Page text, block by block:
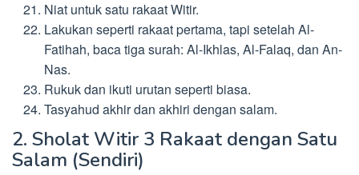
Niat untuk satu rakaat Witir.
Lakukan seperti rakaat pertama, tapi setelah Al-
Fatihah, baca tiga surah: Al-Ikhlas, Al-Falaq, dan An-
Nas.
Rukuk dan ikuti urutan seperti biasa.
Tasyahud akhir dan akhiri dengan salam.
2. Sholat Witir 3 Rakaat dengan Satu
Salam (Sendiri)